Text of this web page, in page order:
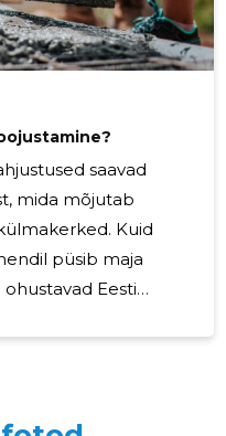
mida mõjutab
Kuid
püsib maja
Eesti